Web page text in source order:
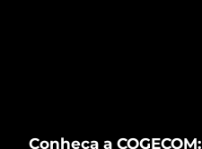
Conheça a COGECOM: